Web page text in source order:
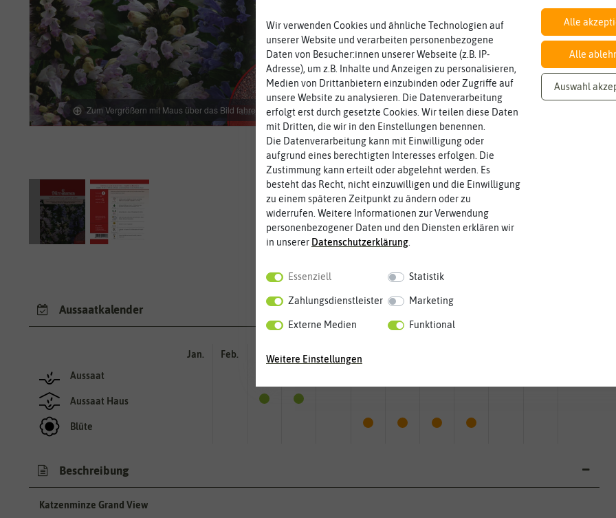
Zum Vergrößern mit Maus über das Bild fahren
Aussaatkalender
Aussaat
Aussaat Haus
Blüte
Jan. Feb. Mär. Apr. Mai
Beschreibung
Katzenminze Grand View
Wir verwenden Cookies und ähnliche Technologien auf
unserer Website und verarbeiten personenbezogene
Daten von Besucher:innen unserer Webseite (z.B. IP-
Adresse), um z.B. Inhalte und Anzeigen zu personalisieren,
Medien von Drittanbietern einzubinden oder Zugriffe auf
unsere Website zu analysieren. Die Datenverarbeitung
erfolgt erst durch gesetzte Cookies. Wir teilen diese Daten
mit Dritten, die wir in den Einstellungen benennen.
Die Datenverarbeitung kann mit Einwilligung oder
aufgrund eines berechtigten Interesses erfolgen. Die
Zustimmung kann erteilt oder abgelehnt werden. Es
besteht das Recht, nicht einzuwilligen und die Einwilligung
zu einem späteren Zeitpunkt zu ändern oder zu
widerrufen. Weitere Informationen zur Verwendung
personenbezogener Daten und den Diensten erklären wir
in unserer Daten­schutz­erklärung.
Essenziell Statistik
Zahlungsdienstleister Marketing
Externe Medien Funktional
Weitere Einstellungen
Alle
Alle
Auswahl